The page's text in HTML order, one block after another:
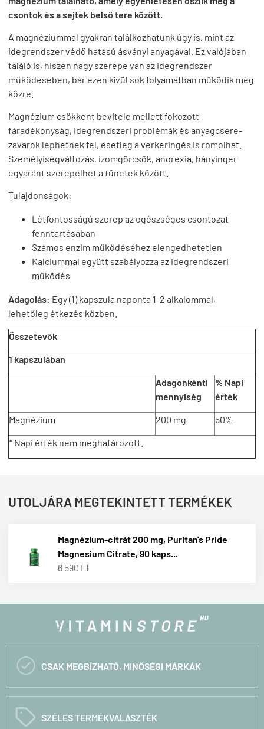
csontok és a sejtek belső tere között.
A magnéziummal gyakran találkozhatunk úgy is, mint az
idegrendszer védő hatású ásványi anyagával. Ez valójában
találó is, hiszen nagy szerepe van az idegrendszer
működésében, bár ezen kívül sok folyamatban működik még
közre.
Magnézium csökkent bevitele mellett fokozott
fáradékonyság, idegrendszeri problémák és anyagcsere-
zavarok léphetnek fel, esetleg a vérkeringés is romolhat.
Személyiségváltozás, izomgörcsök, anorexia, hányinger
egyaránt szerepelhet a tünetek között.
Tulajdonságok:
Létfontosságú szerep az egészséges csontozat
fenntartásában
Számos enzim működéséhez elengedhetetlen
Kalciummal együtt szabályozza az idegrendszeri
működés
Adagolás: Egy (1) kapszula naponta 1-2 alkalommal,
lehetőleg étkezés közben.
Összetevők
1 kapszulában
Adagonkénti
mennyiség
% Napi
érték
Magnézium 200 mg 50%
* Napi érték nem meghatározott.
UTOLJÁRA MEGTEKINTETT TERMÉKEK
Magnézium-citrát 200 mg, Puritan's Pride
Magnesium Citrate, 90 kaps...
6 590 Ft
 CSAK MEGBÍZHATÓ, MINŐSÉGI MÁRKÁK
C SZÉLES TERMÉKVÁLASZTÉK